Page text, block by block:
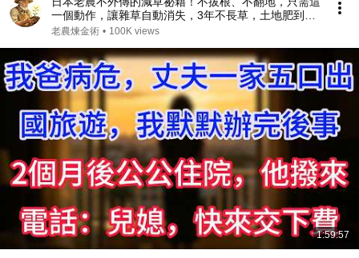
一個動作，讓雜草自動消失，3年不長草，土地肥到流
油，徹底解放你的雙手！
老農煉金術 • 100K views
1:59:57